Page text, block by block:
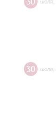
июля
30 июля